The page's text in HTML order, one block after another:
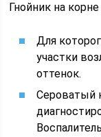
Гнойник на корне
Для
участки
оттенок.
Сероватый